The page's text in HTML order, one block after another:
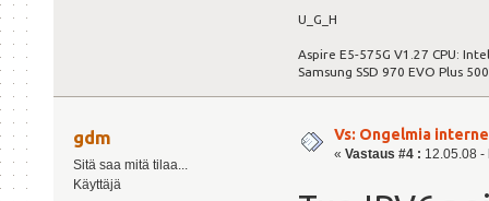
U_G_H
Aspire E5-575G V1.27 CPU:
Samsung SSD 970 EVO Plus
gdm
Sitä saa mitä tilaa...
Käyttäjä
Vs: Ongelmia
« Vastaus #4 : 12.05.08 -